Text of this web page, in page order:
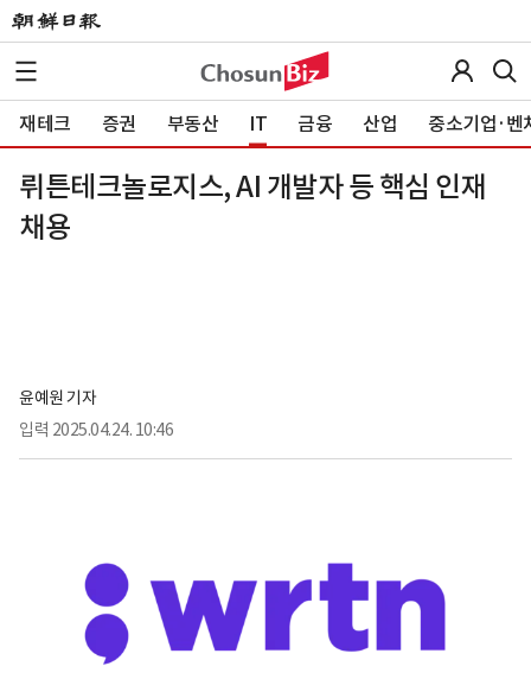
재테크 증권 부동산 IT 금융 산업 중소기업·벤
뤼튼테크놀로지스, AI 개발자 등 핵심 인재
채용
윤예원 기자
입력 2025.04.24. 10:46